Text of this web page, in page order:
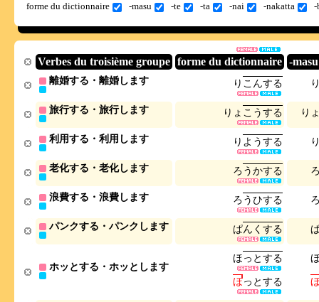
forme du dictionnaire -masu -te -ta -nai -nakatta -
Verbes du troisième groupe forme du dictionnaire -masu
離婚する・離婚します り こ んする
旅行する・旅行します り ょ こ うする り
利用する・利用します り よ うする
老化する・老化します ろ うかする
浪費する・浪費します ろ うひする
パンクする・パンクします ぱん く する
ホッとする・ホッとします
ほっ とする
ほっ とする